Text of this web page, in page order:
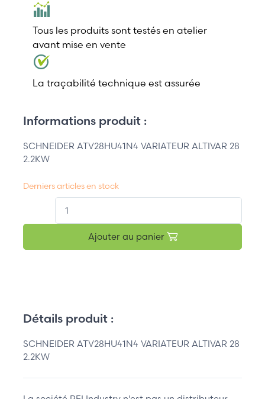
Tous les produits sont testés en atelier
avant mise en vente
La traçabilité technique est assurée
Informations produit :
SCHNEIDER ATV28HU41N4 VARIATEUR ALTIVAR 28
2.2KW
Derniers articles en stock
Ajouter au panier
Détails produit :
SCHNEIDER ATV28HU41N4 VARIATEUR ALTIVAR 28
2.2KW